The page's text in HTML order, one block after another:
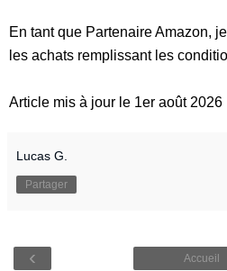
En tant que Partenaire Amazon,
les achats remplissant les
Article mis à jour le 1er août 2026
Lucas G.
Partager
‹ Accueil